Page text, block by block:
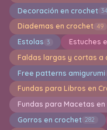
Decoración en crochet
Diademas en crochet 49
Estolas 3 Estuches
Faldas largas y cortas a
Free patterns amigurumi
Fundas para Libros en
Fundas para Macetas
Gorros en crochet 282